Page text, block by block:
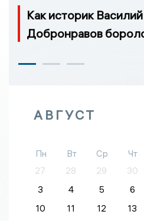
Как историк
Добронравов
АВГУСТ
Пн Вт Ср Чт
27
28 29 30
3
4 5 6
10
11 12 13